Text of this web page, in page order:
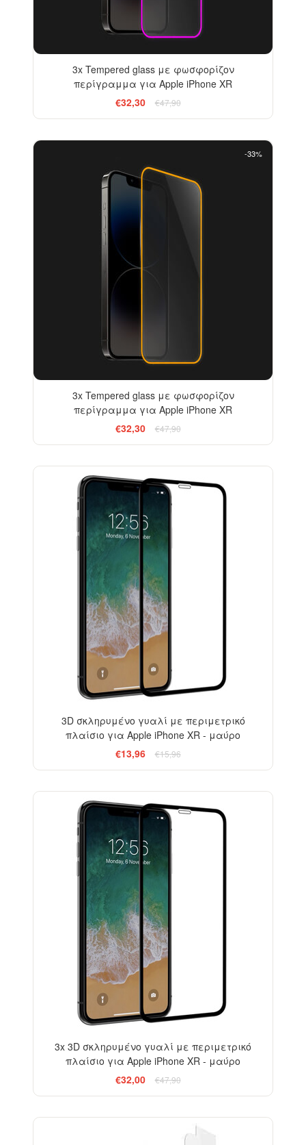
3x Tempered glass με φωσφορίζον
περίγραμμα για Apple iPhone XR
€32,30
€47,90
-33%
3x Tempered glass με φωσφορίζον
περίγραμμα για Apple iPhone XR
€32,30
€47,90
3D σκληρυμένο γυαλί με περιμετρικό
πλαίσιο για Apple iPhone XR - μαύρο
€13,96
€15,96
3x 3D σκληρυμένο γυαλί με περιμετρικό
πλαίσιο για Apple iPhone XR - μαύρο
€32,00
€47,90